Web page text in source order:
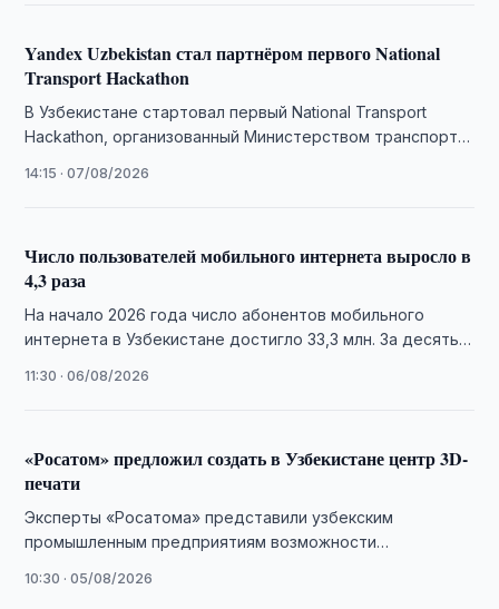
Yandex Uzbekistan стал партнёром первого National
Transport Hackathon
В Узбекистане стартовал первый National Transport
Hackathon, организованный Министерством транспорта,
течение трёх дней …
14:15 · 07/08/2026
Число пользователей мобильного интернета выросло в
4,3 раза
На начало 2026 года число абонентов мобильного
интернета в Узбекистане достигло 33,3 млн. За десять
11:30 · 06/08/2026
«Росатом» предложил создать в Узбекистане центр 3D-
печати
Эксперты «Росатома» представили узбекским
промышленным предприятиям возможности
аддитивных технологий.
10:30 · 05/08/2026